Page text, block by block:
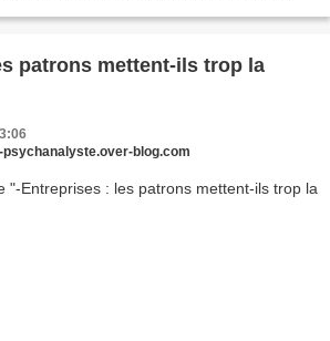
patrons mettent-ils trop la
blog.com